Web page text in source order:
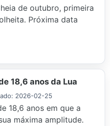
de outubro, primeira
Próxima data
18,6 anos da Lua
2026-02-25
18,6 anos em que a
máxima amplitude.